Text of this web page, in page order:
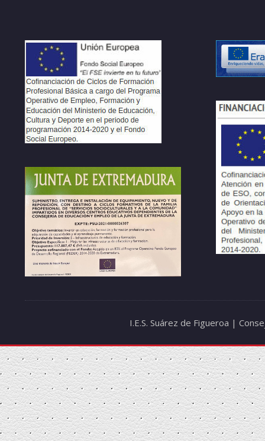
I.E.S. Suárez de Figueroa |